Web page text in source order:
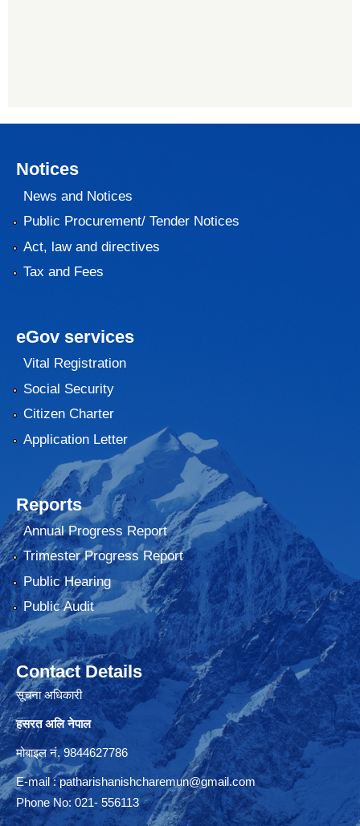
Notices
News and Notices
Public Procurement/ Tender Notices
Act, law and directives
Tax and Fees
eGov services
Vital Registration
Social Security
Citizen Charter
Application Letter
Reports
Annual Progress Report
Trimester Progress Report
Public Hearing
Public Audit
Contact Details
सूचना अधिकारी
हसरत अलि नेपाल
मोबाइल नं. 9844627786
E-mail :patharishanishcharemun@gmail.com
Phone No: 021- 556113